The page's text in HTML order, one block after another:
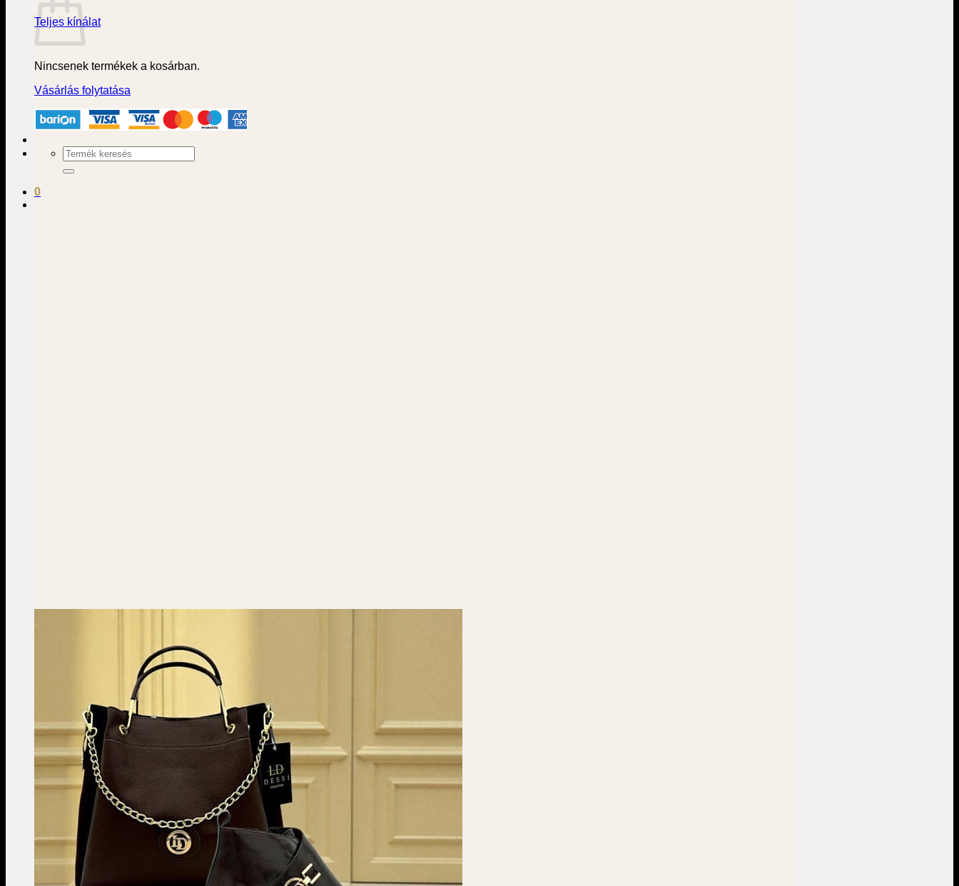
Nincsenek termékek a kosárban.
Vásárlás folytatása
Keresés
a
következőre:
0
Teljes kínálat